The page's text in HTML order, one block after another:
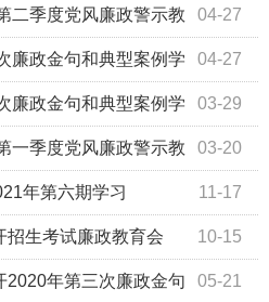
04-27
二季度党风廉政警示教
04-27
廉政金句和典型案例学
03-29
廉政金句和典型案例学
03-20
一季度党风廉政警示教
11-17
年第六期学习
10-15
招生考试廉政教育会
05-21
2020年第三次廉政金句